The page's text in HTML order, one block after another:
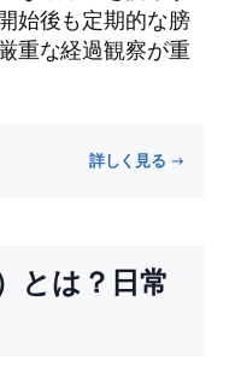
始後も定期的な膀
重な経過観察が重
詳しく見る →
とは？日常